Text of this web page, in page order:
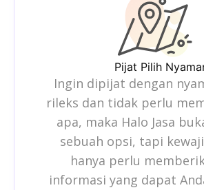
Pijat Pilih
Ingin dipijat dengan
rileks dan tidak perlu
apa, maka Halo Jasa
sebuah opsi, tapi
hanya perlu
informasi yang dapat